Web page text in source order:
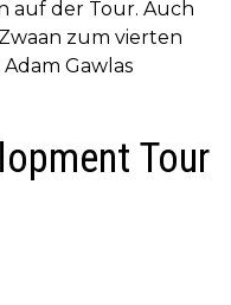
auf der Tour. Auch
zum vierten
Gawlas
Tour